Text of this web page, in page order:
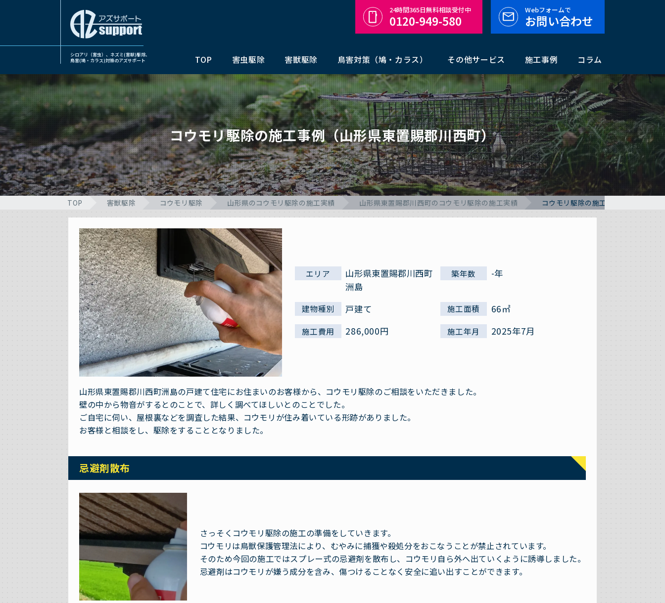
シロアリ（害虫）、ネズミ(害獣)駆除、
鳥害(鳩・カラス)対策のアズサポート
TOP 害虫駆除 害獣駆除 鳥害対策（鳩・カラス） その他サービス 施工事例 コラム
24時間365日無料相談受付中
0120-949-580
Webフォームで
お問い合わせ
コウモリ駆除の施工事例（山形県東置賜郡川西町）
TOP 害獣駆除 コウモリ駆除 山形県のコウモリ駆除の施工実績 山形県東置賜郡川西町のコウモリ駆除の施工実績 コウモリ駆除の施工事例（山形県東
エリア
山形県東置賜郡川西町
洲島
築年数 -年
建物種別 戸建て 施工面積 66㎡
施工費用 286,000円 施工年月 2025年7月
山形県東置賜郡川西町洲島の戸建て住宅にお住まいのお客様から、コウモリ駆除のご相談をいただきました。
壁の中から物音がするとのことで、詳しく調べてほしいとのことでした。
ご自宅に伺い、屋根裏などを調査した結果、コウモリが住み着いている形跡がありました。
お客様と相談をし、駆除をすることとなりました。
忌避剤散布
さっそくコウモリ駆除の施工の準備をしていきます。
コウモリは鳥獣保護管理法により、むやみに捕獲や殺処分をおこなうことが禁止されています。
そのため今回の施工ではスプレー式の忌避剤を散布し、コウモリ自ら外へ出ていくように誘導しました。
忌避剤はコウモリが嫌う成分を含み、傷つけることなく安全に追い出すことができます。